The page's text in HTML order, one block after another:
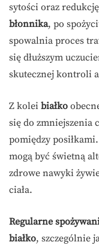
sytości oraz
błonnika, po
spowalnia proces
się dłuższym
skutecznej kontroli
Z kolei białko
się do zmniejszenia
pomiędzy
mogą być świetną
zdrowe nawyki
ciała.
Regularne
białko, szczególnie